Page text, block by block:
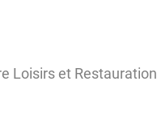
Loisirs et Restauration